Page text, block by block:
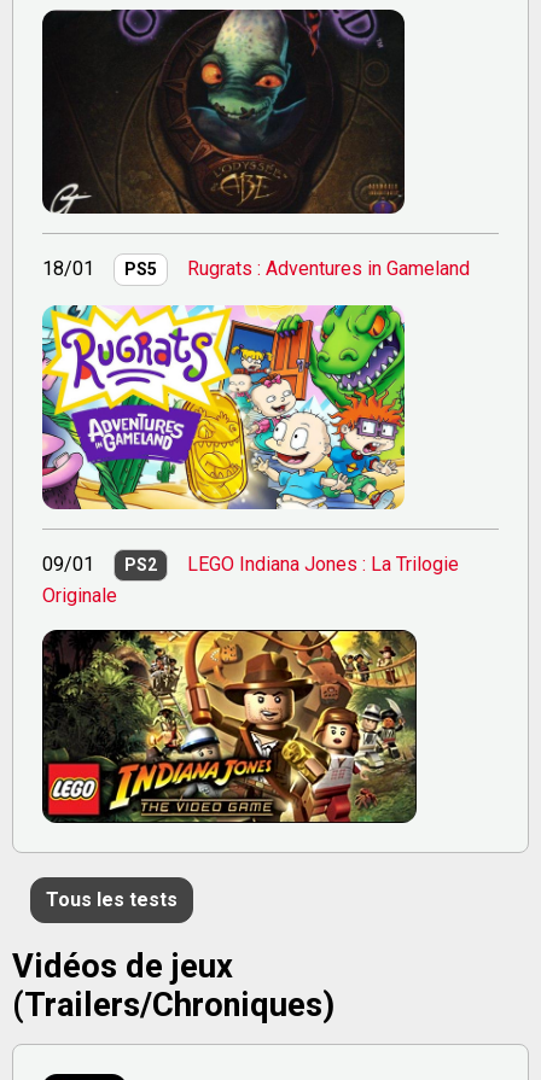
18/01 PS5 Rugrats : Adventures in Gameland
09/01 PS2
LEGO Indiana Jones : La Trilogie
Originale
Tous les tests
Vidéos de jeux
(Trailers/Chroniques)